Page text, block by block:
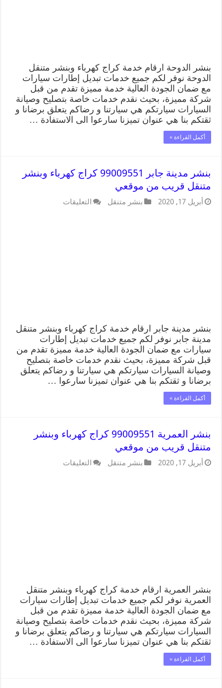
بنشر الدوحة ارقام خدمة كراج كهرباء وبنشر متنقل
الدوحة نوفر لكم جميع خدمات تبديل إطارات سيارات
مع ضمان الجودة العالية خدمة مميزة تقدم من قبل
شركة مميزة، بحيث نقدم خدمات خاصة بتصليح وصيانة
السيارات سيارتكم هي سيارتنا و رضاكم يتعلق برضانا و
ثقتكم بنا هي عنوان تميزنا سارعوا الى الاستفادة …
أكمل القراءة »
بنشر مدينة جابر 99009551 كراج كهرباء وبنشر
متنقل قريب من موقعي
أبريل 17, 2020 بنشر متنقل التعليقات
بنشر مدينة جابر ارقام خدمة كراج كهرباء وبنشر متنقل
مدينة جابر نوفر لكم جميع خدمات تبديل إطارات
سيارات مع ضمان الجودة العالية خدمة مميزة تقدم من
قبل شركة مميزة، بحيث نقدم خدمات خاصة بتصليح
وصيانة السيارات سيارتكم هي سيارتنا و رضاكم يتعلق
برضانا و ثقتكم بنا هي عنوان تميزنا سارعوا …
أكمل القراءة »
بنشر العمرية 99009551 كراج كهرباء وبنشر
متنقل قريب من موقعي
أبريل 17, 2020 بنشر متنقل التعليقات
بنشر العمرية ارقام خدمة كراج كهرباء وبنشر متنقل
العمرية نوفر لكم جميع خدمات تبديل إطارات سيارات
مع ضمان الجودة العالية خدمة مميزة تقدم من قبل
شركة مميزة، بحيث نقدم خدمات خاصة بتصليح وصيانة
السيارات سيارتكم هي سيارتنا و رضاكم يتعلق برضانا و
ثقتكم بنا هي عنوان تميزنا سارعوا الى الاستفادة …
أكمل القراءة »